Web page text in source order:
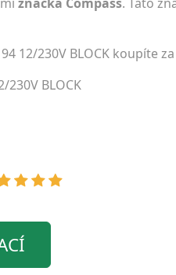
12/230V BLOCK koupíte
230V BLOCK